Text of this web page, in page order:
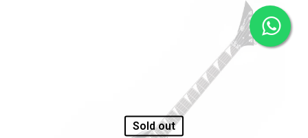
Sold out